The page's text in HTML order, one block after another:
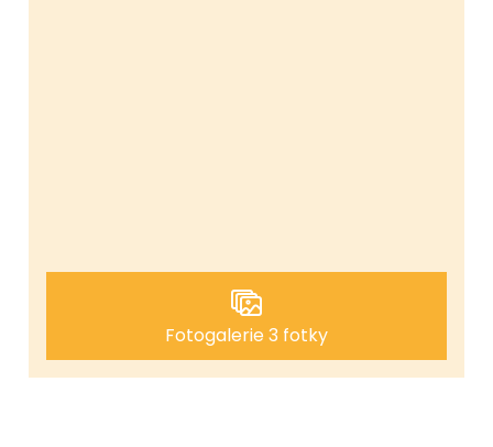
Fotogalerie 3 fotky